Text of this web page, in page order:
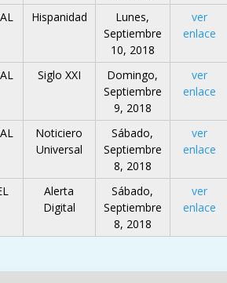
Hispanidad
Lunes,
Septiembre
10, 2018
ver
enlace
Siglo XXI
Domingo,
Septiembre
9, 2018
ver
enlace
Noticiero
Universal
Sábado,
Septiembre
8, 2018
ver
enlace
Alerta
Digital
Sábado,
Septiembre
8, 2018
ver
enlace